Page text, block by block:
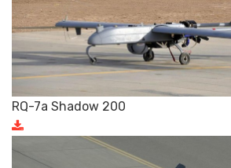
RQ-7a Shadow 200